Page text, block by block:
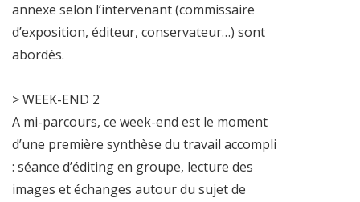
annexe selon l’intervenant (commissaire
d’exposition, éditeur, conservateur…) sont
abordés.
> WEEK-END 2
A mi-parcours, ce week-end est le moment
d’une première synthèse du travail accompli
: séance d’éditing en groupe, lecture des
images et échanges autour du sujet de